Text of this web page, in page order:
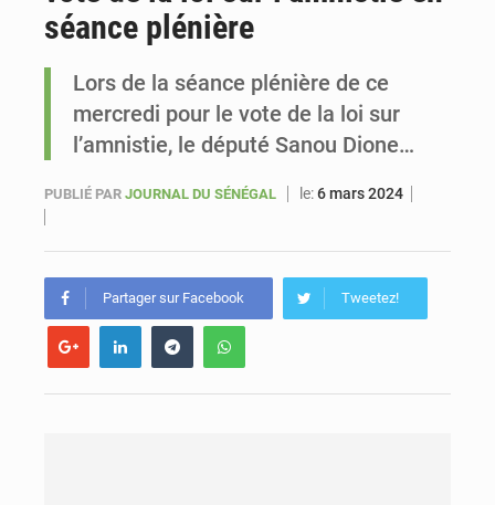
séance plénière
Lors de la séance plénière de ce
mercredi pour le vote de la loi sur
l’amnistie, le député Sanou Dione…
PUBLIÉ PAR JOURNAL DU SÉNÉGAL le:6 mars 2024
Partager sur Facebook Tweetez!